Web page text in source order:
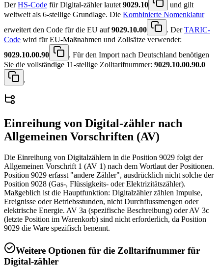
DerHS-Code für Digital-zähler lautet9029.10
und gilt
weltweit als 6-stellige Grundlage. Die Kombinierte Nomenklatur
erweitert den Code für die EU auf9029.10.00 . DerTARIC-
Code wird für EU-Maßnahmen und Zollsätze verwendet:
9029.10.00.90
. Für den Import nach Deutschland benötigen
Sie die vollständige 11-stellige Zolltarifnummer: 9029.10.00.90.0
.
Einreihung von Digital-zähler nach
Allgemeinen Vorschriften (AV)
Die Einreihung von Digitalzählern in die Position 9029 folgt der
Allgemeinen Vorschrift 1 (AV 1) nach dem Wortlaut der Positionen.
Position 9029 erfasst "andere Zähler", ausdrücklich nicht solche der
Position 9028 (Gas-, Flüssigkeits- oder Elektrizitätszähler).
Maßgeblich ist die Hauptfunktion: Digitalzähler zählen Impulse,
Ereignisse oder Betriebsstunden, nicht Durchflussmengen oder
elektrische Energie. AV 3a (spezifische Beschreibung) oder AV 3c
(letzte Position im Warenkorb) sind nicht erforderlich, da Position
9029 die Ware spezifisch benennt.
Weitere Optionen für die Zolltarifnummer für
Digital-zähler